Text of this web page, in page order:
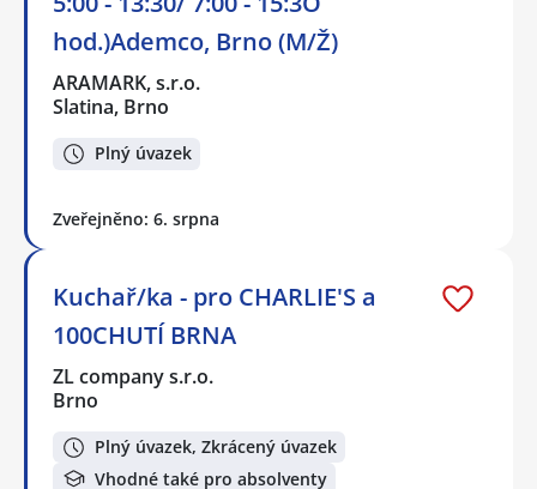
hod.)Ademco, Brno (M/Ž)
ARAMARK, s.r.o.
Slatina, Brno
Plný úvazek
Zveřejněno: 6. srpna
Kuchař/ka - pro CHARLIE'S a
100CHUTÍ BRNA
ZL company s.r.o.
Brno
Plný úvazek, Zkrácený úvazek
Vhodné také pro absolventy